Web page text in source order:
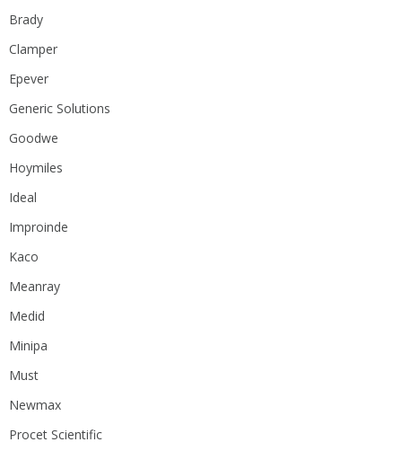
Brady
Clamper
Epever
Generic Solutions
Goodwe
Hoymiles
Ideal
Improinde
Kaco
Meanray
Medid
Minipa
Must
Newmax
Procet Scientific